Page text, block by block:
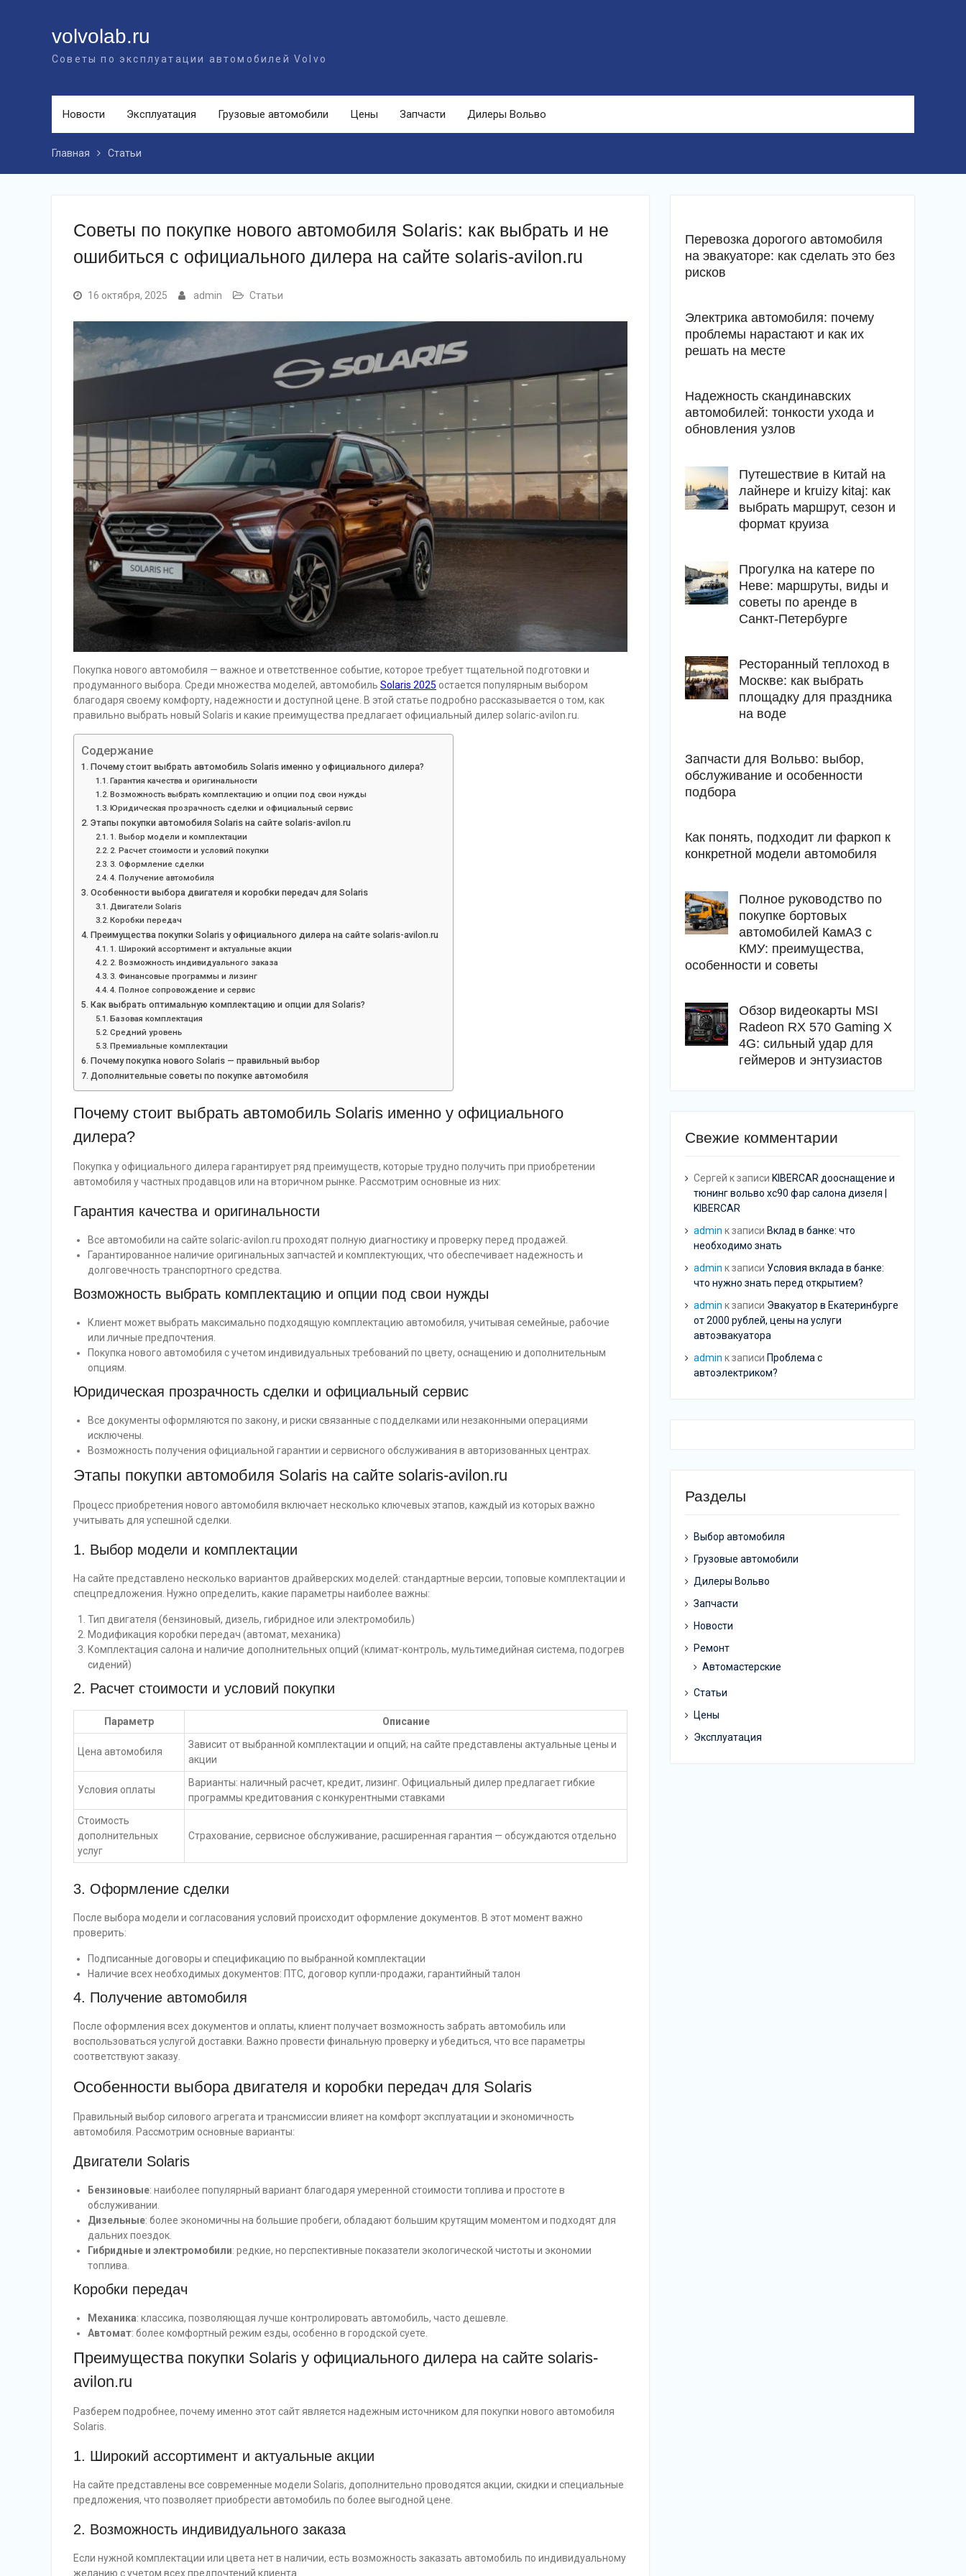
volvolab.ru
Советы по эксплуатации автомобилей Volvo
Новости Эксплуатация Грузовые автомобили Цены Запчасти Дилеры Вольво
Главная Статьи
Советы по покупке нового автомобиля Solaris: как выбрать и не
ошибиться с официального дилера на сайте solaris-avilon.ru
16 октября, 2025 admin Статьи
Покупка нового автомобиля — важное и ответственное событие, которое требует тщательной подготовки и
продуманного выбора. Среди множества моделей, автомобиль Solaris 2025 остается популярным выбором
благодаря своему комфорту, надежности и доступной цене. В этой статье подробно рассказывается о том, как
правильно выбрать новый Solaris и какие преимущества предлагает официальный дилер solariс-avilon.ru.
Содержание
Почему стоит выбрать автомобиль Solaris именно у официального дилера?
Гарантия качества и оригинальности
Возможность выбрать комплектацию и опции под свои нужды
Юридическая прозрачность сделки и официальный сервис
Этапы покупки автомобиля Solaris на сайте solaris-avilon.ru
1. Выбор модели и комплектации
2. Расчет стоимости и условий покупки
3. Оформление сделки
4. Получение автомобиля
Особенности выбора двигателя и коробки передач для Solaris
Двигатели Solaris
Коробки передач
Преимущества покупки Solaris у официального дилера на сайте solaris-avilon.ru
1. Широкий ассортимент и актуальные акции
2. Возможность индивидуального заказа
3. Финансовые программы и лизинг
4. Полное сопровождение и сервис
Как выбрать оптимальную комплектацию и опции для Solaris?
Базовая комплектация
Средний уровень
Премиальные комплектации
Почему покупка нового Solaris — правильный выбор
Дополнительные советы по покупке автомобиля
Почему стоит выбрать автомобиль Solaris именно у официального
дилера?
Покупка у официального дилера гарантирует ряд преимуществ, которые трудно получить при приобретении
автомобиля у частных продавцов или на вторичном рынке. Рассмотрим основные из них:
Гарантия качества и оригинальности
Все автомобили на сайте solaric-avilon.ru проходят полную диагностику и проверку перед продажей.
Гарантированное наличие оригинальных запчастей и комплектующих, что обеспечивает надежность и
долговечность транспортного средства.
Возможность выбрать комплектацию и опции под свои нужды
Клиент может выбрать максимально подходящую комплектацию автомобиля, учитывая семейные, рабочие
или личные предпочтения.
Покупка нового автомобиля с учетом индивидуальных требований по цвету, оснащению и дополнительным
опциям.
Юридическая прозрачность сделки и официальный сервис
Все документы оформляются по закону, и риски связанные с подделками или незаконными операциями
исключены.
Возможность получения официальной гарантии и сервисного обслуживания в авторизованных центрах.
Этапы покупки автомобиля Solaris на сайте solaris-avilon.ru
Процесс приобретения нового автомобиля включает несколько ключевых этапов, каждый из которых важно
учитывать для успешной сделки.
1. Выбор модели и комплектации
На сайте представлено несколько вариантов драйверских моделей: стандартные версии, топовые комплектации и
спецпредложения. Нужно определить, какие параметры наиболее важны:
Тип двигателя (бензиновый, дизель, гибридное или электромобиль)
Модификация коробки передач (автомат, механика)
Комплектация салона и наличие дополнительных опций (климат-контроль, мультимедийная система, подогрев
сидений)
2. Расчет стоимости и условий покупки
Параметр Описание
Цена автомобиля
Зависит от выбранной комплектации и опций; на сайте представлены актуальные цены и
акции
Условия оплаты
Варианты: наличный расчет, кредит, лизинг. Официальный дилер предлагает гибкие
программы кредитования с конкурентными ставками
Стоимость
дополнительных
услуг
Страхование, сервисное обслуживание, расширенная гарантия — обсуждаются отдельно
3. Оформление сделки
После выбора модели и согласования условий происходит оформление документов. В этот момент важно
проверить:
Подписанные договоры и спецификацию по выбранной комплектации
Наличие всех необходимых документов: ПТС, договор купли-продажи, гарантийный талон
4. Получение автомобиля
После оформления всех документов и оплаты, клиент получает возможность забрать автомобиль или
воспользоваться услугой доставки. Важно провести финальную проверку и убедиться, что все параметры
соответствуют заказу.
Особенности выбора двигателя и коробки передач для Solaris
Правильный выбор силового агрегата и трансмиссии влияет на комфорт эксплуатации и экономичность
автомобиля. Рассмотрим основные варианты:
Двигатели Solaris
Бензиновые: наиболее популярный вариант благодаря умеренной стоимости топлива и простоте в
обслуживании.
Дизельные: более экономичны на большие пробеги, обладают большим крутящим моментом и подходят для
дальних поездок.
Гибридные и электромобили: редкие, но перспективные показатели экологической чистоты и экономии
топлива.
Коробки передач
Механика: классика, позволяющая лучше контролировать автомобиль, часто дешевле.
Автомат: более комфортный режим езды, особенно в городской суете.
Преимущества покупки Solaris у официального дилера на сайте solaris-
avilon.ru
Разберем подробнее, почему именно этот сайт является надежным источником для покупки нового автомобиля
Solaris.
1. Широкий ассортимент и актуальные акции
На сайте представлены все современные модели Solaris, дополнительно проводятся акции, скидки и специальные
предложения, что позволяет приобрести автомобиль по более выгодной цене.
2. Возможность индивидуального заказа
Если нужной комплектации или цвета нет в наличии, есть возможность заказать автомобиль по индивидуальному
желанию с учетом всех предпочтений клиента.
Перевозка дорогого автомобиля
на эвакуаторе: как сделать это без
рисков
Электрика автомобиля: почему
проблемы нарастают и как их
решать на месте
Надежность скандинавских
автомобилей: тонкости ухода и
обновления узлов
Путешествие в Китай на
лайнере и kruizy kitaj: как
выбрать маршрут, сезон и
формат круиза
Прогулка на катере по
Неве: маршруты, виды и
советы по аренде в
Санкт-Петербурге
Ресторанный теплоход в
Москве: как выбрать
площадку для праздника
на воде
Запчасти для Вольво: выбор,
обслуживание и особенности
подбора
Как понять, подходит ли фаркоп к
конкретной модели автомобиля
Полное руководство по
покупке бортовых
автомобилей КамАЗ с
КМУ: преимущества,
особенности и советы
Обзор видеокарты MSI
Radeon RX 570 Gaming X
4G: сильный удар для
геймеров и энтузиастов
Свежие комментарии
Сергей к записи KIBERCAR дооснащение и
тюнинг вольво хс90 фар салона дизеля |
KIBERCAR
admin к записи Вклад в банке: что
необходимо знать
admin к записи Условия вклада в банке:
что нужно знать перед открытием?
admin к записи Эвакуатор в Екатеринбурге
от 2000 рублей, цены на услуги
автоэвакуатора
admin к записи Проблема с
автоэлектриком?
Разделы
Выбор автомобиля
Грузовые автомобили
Дилеры Вольво
Запчасти
Новости
Ремонт
Автомастерские
Статьи
Цены
Эксплуатация